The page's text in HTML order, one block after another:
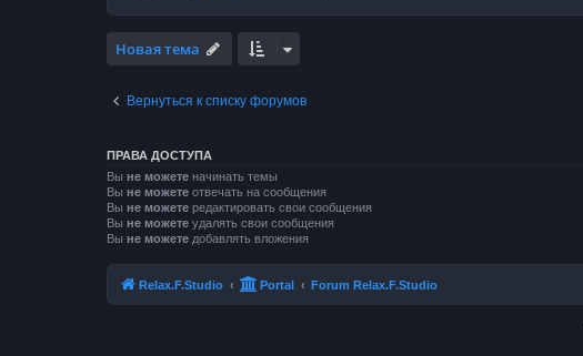
Новая тема
Вернуться к списку форумов
ПРАВА ДОСТУПА
Вы не можете начинать темы
Вы не можете отвечать на сообщения
Вы не можете редактировать свои сообщения
Вы не можете удалять свои сообщения
Вы не можете добавлять вложения
Relax.F.Studio Portal Forum Relax.F.Studio